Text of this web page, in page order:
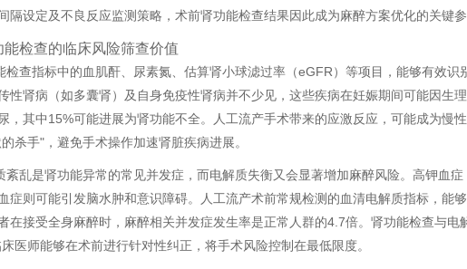
隔设定及不良反应监测策略，术前肾功能检查结果因此成为麻醉方案优化的关键参
能检查的临床风险筛查价值
检查指标中的血肌酐、尿素氮、估算肾小球滤过率（eGFR）等项目，能够有效
性肾病（如多囊肾）及自身免疫性肾病并不少见，这些疾病在妊娠期间可能因生
，其中15%可能进展为肾功能不全。人工流产手术带来的应激反应，可能成为慢
杀手"，避免手术操作加速肾脏疾病进展。
紊乱是肾功能异常的常见并发症，而电解质失衡又会显著增加麻醉风险。高钾血
症则可能引发脑水肿和意识障碍。人工流产术前常规检测的血清电解质指标，能
在接受全身麻醉时，麻醉相关并发症发生率是正常人群的4.7倍。肾功能检查与
医师能够在术前进行针对性纠正，将手术风险控制在最低限度。